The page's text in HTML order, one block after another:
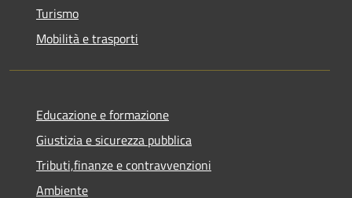
Turismo
Mobilità e trasporti
Educazione e formazione
Giustizia e sicurezza pubblica
Tributi,finanze e contravvenzioni
Ambiente